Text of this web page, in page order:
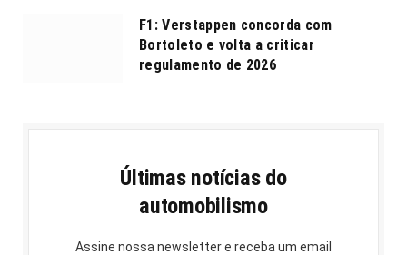
F1: Verstappen concorda com
Bortoleto e volta a criticar
regulamento de 2026
Últimas notícias do
automobilismo
Assine nossa newsletter e receba um email